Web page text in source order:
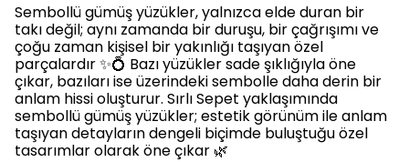
Sembollü gümüş yüzükler, yalnızca elde duran bir
takı değil; aynı zamanda bir duruşu, bir çağrışımı ve
çoğu zaman kişisel bir yakınlığı taşıyan özel
parçalardır ✨💍 Bazı yüzükler sade şıklığıyla öne
çıkar, bazıları ise üzerindeki sembolle daha derin bir
anlam hissi oluşturur. Sırlı Sepet yaklaşımında
sembollü gümüş yüzükler; estetik görünüm ile anlam
taşıyan detayların dengeli biçimde buluştuğu özel
tasarımlar olarak öne çıkar 🌿